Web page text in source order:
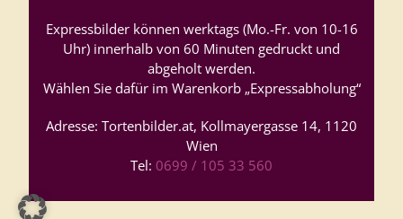
Expressbilder können werktags (Mo.-Fr. von 10-16
Uhr) innerhalb von 60 Minuten gedruckt und
abgeholt werden.
Wählen Sie dafür im Warenkorb „Expressabholung“
Adresse: Tortenbilder.at, Kollmayergasse 14, 1120
Wien
Tel: 0699 / 105 33 560